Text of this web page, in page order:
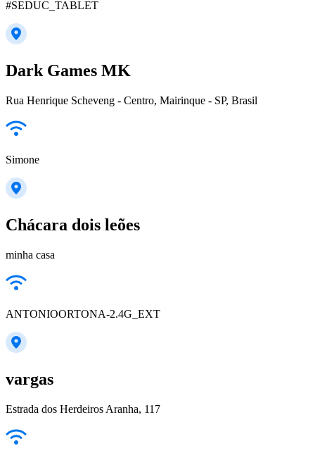
#SEDUC_TABLET
Dark Games MK
Rua Henrique Scheveng - Centro, Mairinque - SP, Brasil
Simone
Chácara dois leões
minha casa
ANTONIOORTONA-2.4G_EXT
vargas
Estrada dos Herdeiros Aranha, 117